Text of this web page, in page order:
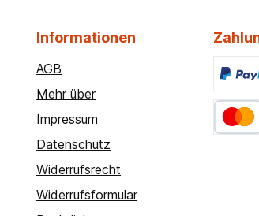
Informationen
AGB
Mehr über
Impressum
Datenschutz
Widerrufsrecht
Widerrufsformular